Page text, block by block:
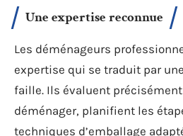
Une expertise reconnue
Les déménageurs
expertise qui se traduit par
faille. Ils évaluent
déménager, planifient les
techniques d’emballage